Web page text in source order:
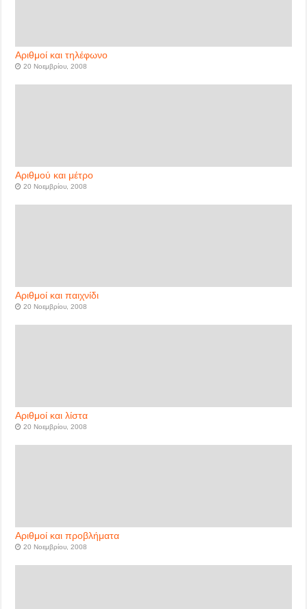
Αριθμοί και τηλέφωνο
20 Νοεμβρίου, 2008
Αριθμού και μέτρο
20 Νοεμβρίου, 2008
Αριθμοί και παιχνίδι
20 Νοεμβρίου, 2008
Αριθμοί και λίστα
20 Νοεμβρίου, 2008
Αριθμοί και προβλήματα
20 Νοεμβρίου, 2008